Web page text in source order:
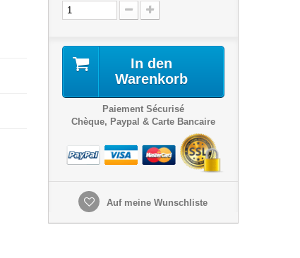
In den
Warenkorb
Paiement Sécurisé
Chèque, Paypal & Carte Bancaire
Auf meine Wunschliste